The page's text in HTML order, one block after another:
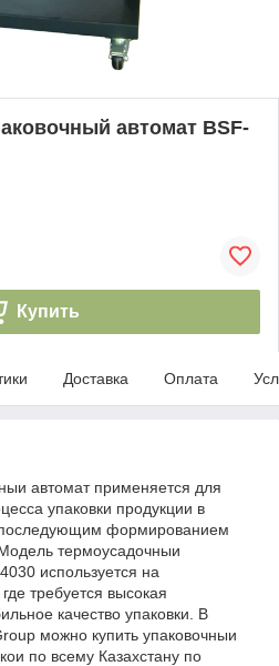
автомат BSF-
Купить
Доставка Оплата
автомат применяется для
упаковки продукции в
формированием
термоусадочныи
используется на
требуется высокая
качество упаковки. В
можно купить упаковочныи
по всему Казахстану по